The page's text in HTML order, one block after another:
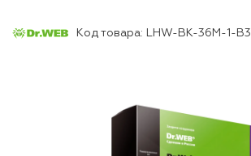
Код товара: LHW-BK-36M-1-B3